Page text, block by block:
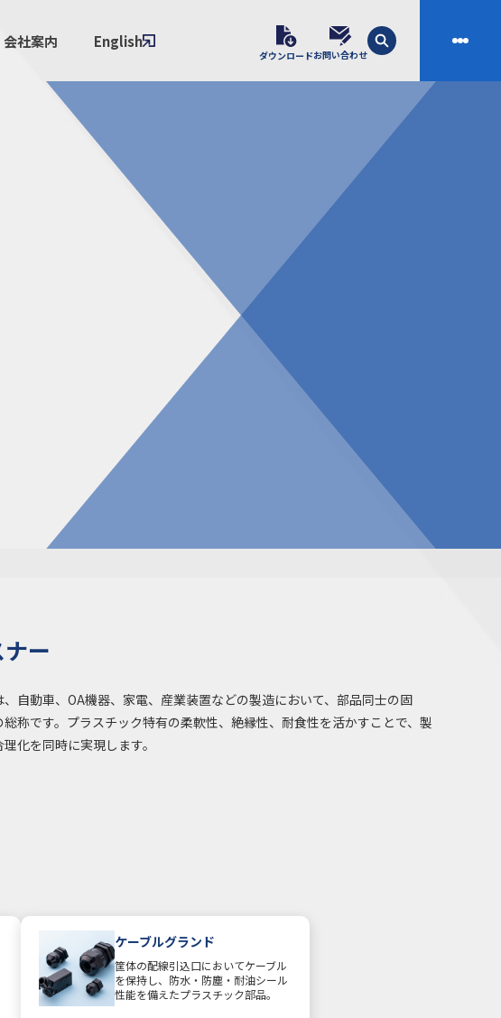
会社案内 English
ダウンロードお問い合わせ
ニックスの技術
設計・素材開発
ニックスの課題解決プロセス
業界／課題別ソリューション
オリジナル樹脂材料NIXAM
IRポリシー（免責事項）
IRライブラリ／株主総会
株主・投資家の皆様へ
お問い合わせ
製品について
経験者採用エントリーフォーム
サンプル請求フォーム
見積請求フォーム
総合お問い合わせ
よくあるご質問
ー
自動車、OA機器、家電、産業装置などの製造において、部品同士の固
称です。プラスチック特有の柔軟性、絶縁性、耐食性を活かすことで、製
化を同時に実現します。
ケーブルグランド
筐体の配線引込口においてケーブル
を保持し、防水・防塵・耐油シール
性能を備えたプラスチック部品。